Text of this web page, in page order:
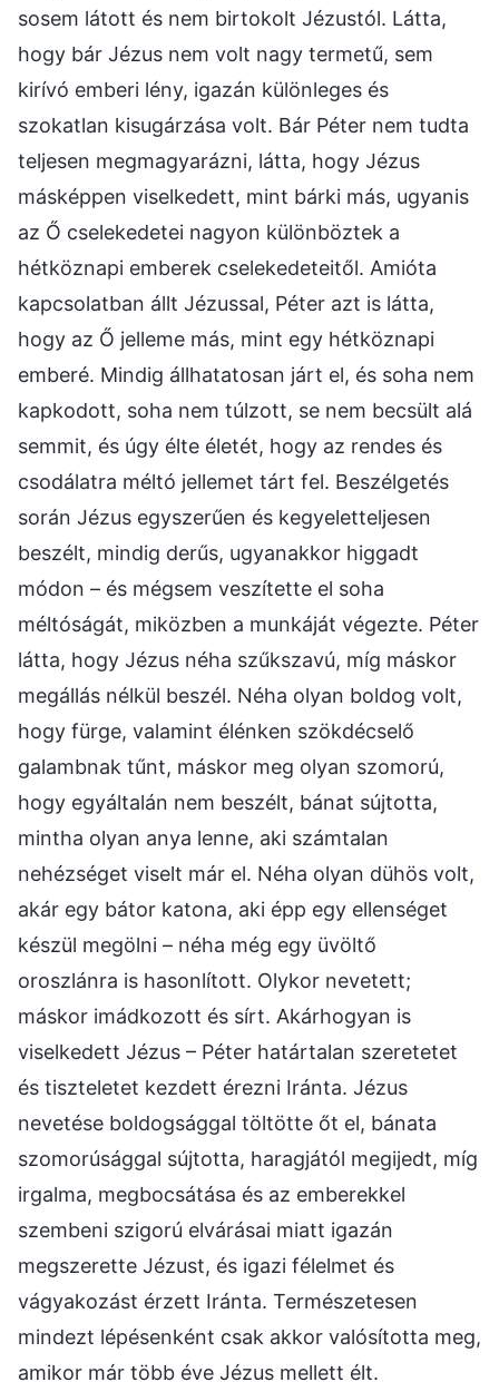
sosem látott és nem birtokolt Jézustól. Látta,
hogy bár Jézus nem volt nagy termetű, sem
kirívó emberi lény, igazán különleges és
szokatlan kisugárzása volt. Bár Péter nem tudta
teljesen megmagyarázni, látta, hogy Jézus
másképpen viselkedett, mint bárki más, ugyanis
az Ő cselekedetei nagyon különböztek a
hétköznapi emberek cselekedeteitől. Amióta
kapcsolatban állt Jézussal, Péter azt is látta,
hogy az Ő jelleme más, mint egy hétköznapi
emberé. Mindig állhatatosan járt el, és soha nem
kapkodott, soha nem túlzott, se nem becsült alá
semmit, és úgy élte életét, hogy az rendes és
csodálatra méltó jellemet tárt fel. Beszélgetés
során Jézus egyszerűen és kegyeletteljesen
beszélt, mindig derűs, ugyanakkor higgadt
módon – és mégsem veszítette el soha
méltóságát, miközben a munkáját végezte. Péter
látta, hogy Jézus néha szűkszavú, míg máskor
megállás nélkül beszél. Néha olyan boldog volt,
hogy fürge, valamint élénken szökdécselő
galambnak tűnt, máskor meg olyan szomorú,
hogy egyáltalán nem beszélt, bánat sújtotta,
mintha olyan anya lenne, aki számtalan
nehézséget viselt már el. Néha olyan dühös volt,
akár egy bátor katona, aki épp egy ellenséget
készül megölni – néha még egy üvöltő
oroszlánra is hasonlított. Olykor nevetett;
máskor imádkozott és sírt. Akárhogyan is
viselkedett Jézus – Péter határtalan szeretetet
és tiszteletet kezdett érezni Iránta. Jézus
nevetése boldogsággal töltötte őt el, bánata
szomorúsággal sújtotta, haragjától megijedt, míg
irgalma, megbocsátása és az emberekkel
szembeni szigorú elvárásai miatt igazán
megszerette Jézust, és igazi félelmet és
vágyakozást érzett Iránta. Természetesen
mindezt lépésenként csak akkor valósította meg,
amikor már több éve Jézus mellett élt.